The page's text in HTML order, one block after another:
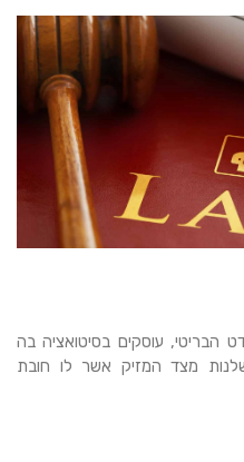
הבריטי, עוסקים בסיטואציה בה
מצד המזיק אשר לו חובת